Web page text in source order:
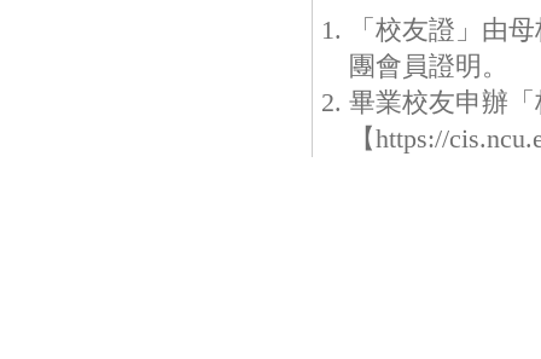
「校友證」由
團會員證明。
畢業校友申辦
【https://